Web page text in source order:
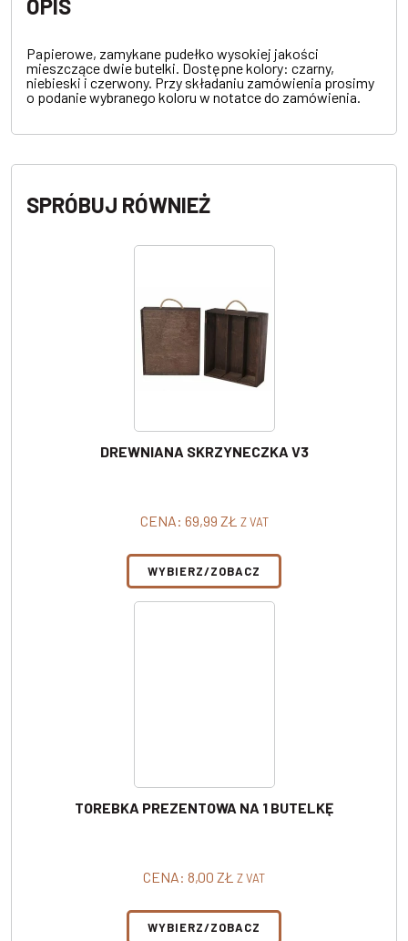
OPIS
Papierowe, zamykane pudełko wysokiej jakości
mieszczące dwie butelki. Dostępne kolory: czarny,
niebieski i czerwony. Przy składaniu zamówienia prosimy
o podanie wybranego koloru w notatce do zamówienia.
SPRÓBUJ RÓWNIEŻ
DREWNIANA SKRZYNECZKA V3
CENA: 69,99 ZŁ Z VAT
WYBIERZ/ZOBACZ
TOREBKA PREZENTOWA NA 1 BUTELKĘ
CENA: 8,00 ZŁ Z VAT
WYBIERZ/ZOBACZ